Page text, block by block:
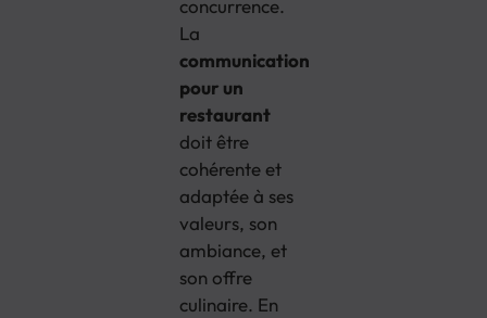
concurrence.
La
communication
pour un
restaurant
doit être
cohérente et
adaptée à ses
valeurs, son
ambiance, et
son offre
culinaire. En